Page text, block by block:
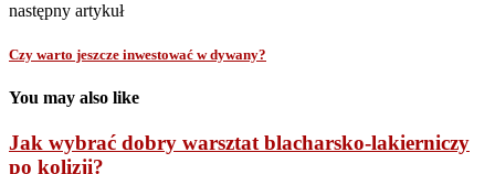
następny artykuł
Czy warto jeszcze inwestować w dywany?
You may also like
Jak wybrać dobry warsztat blacharsko-lakierniczy
po kolizji?